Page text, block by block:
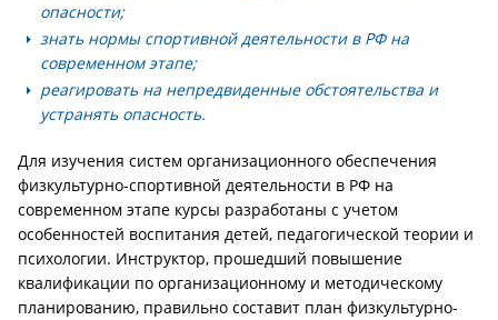
опасности;
знать нормы спортивной деятельности в РФ на
современном этапе;
реагировать на непредвиденные обстоятельства и
устранять опасность.
Для изучения систем организационного обеспечения
физкультурно-спортивной деятельности в РФ на
современном этапе курсы разработаны с учетом
особенностей воспитания детей, педагогической теории и
психологии. Инструктор, прошедший повышение
квалификации по организационному и методическому
планированию, правильно составит план физкультурно-